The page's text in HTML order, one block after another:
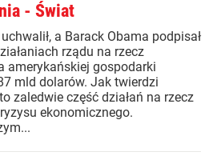
- Świat
a Barack Obama podpisał
rządu na rzecz
amerykańskiej gospodarki
mld dolarów. Jak twierdzi
zaledwie część działań na rzecz
ekonomicznego.